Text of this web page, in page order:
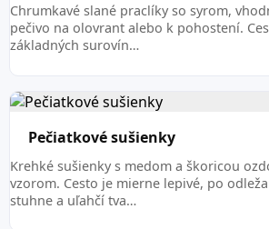
Chrumkavé slané praclíky so syrom,
pečivo na olovrant alebo k pohostení.
základných surovín…
Pečiatkové sušienky
Krehké sušienky s medom a škoricou
vzorom. Cesto je mierne lepivé, po
stuhne a uľahčí tva…